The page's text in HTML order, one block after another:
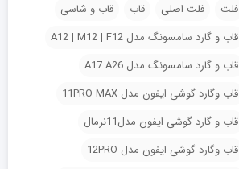
فلت
فلت اصلی قاب
قاب و شاسی
قاب و گارد سامسونگ مدل A12 | M12 | F12
قاب و گارد سامسونگ مدل A17 A26
قاب وگارد گوشی ایفون مدل 11PRO MAX
قاب و گارد گوشی ایفون مدل11نرمال
قاب وگارد گوشی ایفون مدل 12PRO